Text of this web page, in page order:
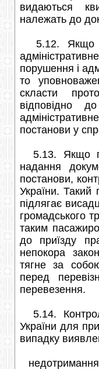
видаються
належать до
5.12. Якщо
порушення і
то
скласти
відповідно
постанови у
5.13. Якщо
надання
постанови,
України.
підлягає
громадського
таким
до приїзду
непокора
тягне за
перед
перевезення.
5.14.
України для
випадку